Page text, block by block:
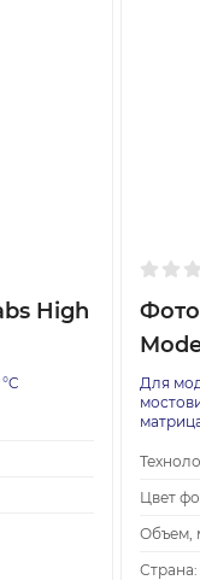
High
Для
Цвет
Объем,
Страна: